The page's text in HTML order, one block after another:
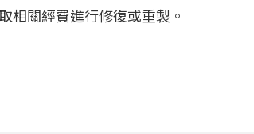
相關經費進行修復或重製。